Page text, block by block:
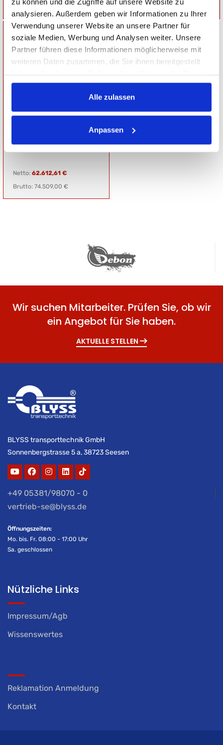
analysieren. Außerdem geben wir Informationen zu Ihrer
Verwendung unserer Website an unsere Partner für
soziale Medien, Werbung und Analysen weiter. Unsere
Partner führen diese Informationen möglicherweise mit
weiteren Daten zusammen, die Sie ihnen bereitgestellt
gesammelt haben.
Alle zulassen
Anpassen
Brutto: 37.369,00 €
Brutto: 49.889,00 €
Gesamtgewicht: 3500 kg
Nutzlast: 0 kg
L: 650 cm, B: 242 cm, H: 240 cm
Netto: 62.612,61 €
Brutto: 74.509,00 €
Wir suchen Mitarbeiter. Prüfen Sie, ob wir
ein Angebot für Sie haben.
AKTUELLE STELLEN
BLYSS transporttechnik GmbH
Sonnenbergstrasse 5 a, 38723 Seesen
+49 05381/98070 - 0
vertrieb-se@blyss.de
Öffnungszeiten:
Mo. bis. Fr. 08:00 - 17:00 Uhr
Sa. geschlossen
Nützliche Links
Impressum/Agb
Wissenswertes
Reklamation Anmeldung
Kontakt